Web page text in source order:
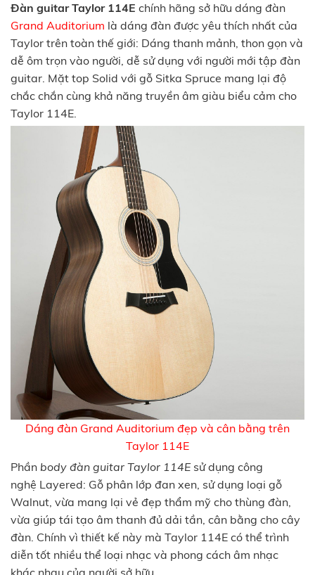
Đàn guitar Taylor 114E chính hãng sở hữu dáng đàn
Grand Auditorium là dáng đàn được yêu thích nhất của
Taylor trên toàn thế giới: Dáng thanh mảnh, thon gọn và
dễ ôm trọn vào người, dễ sử dụng với người mới tập đàn
guitar. Mặt top Solid với gỗ Sitka Spruce mang lại độ
chắc chắn cùng khả năng truyền âm giàu biểu cảm cho
Taylor 114E.
Dáng đàn Grand Auditorium đẹp và cân bằng trên
Taylor 114E
Phần body đàn guitar Taylor 114Esử dụng công
nghệ Layered: Gỗ phân lớp đan xen, sử dụng loại gỗ
Walnut, vừa mang lại vẻ đẹp thẩm mỹ cho thùng đàn,
vừa giúp tái tạo âm thanh đủ dải tần, cân bằng cho cây
đàn. Chính vì thiết kế này mà Taylor 114E có thể trình
diễn tốt nhiều thể loại nhạc và phong cách âm nhạc
khác nhau của người sở hữu.